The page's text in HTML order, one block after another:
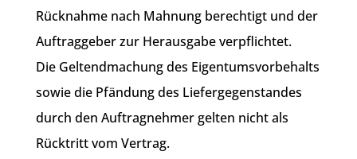
Rücknahme nach Mahnung berechtigt und der
Auftraggeber zur Herausgabe verpflichtet.
Die Geltendmachung des Eigentumsvorbehalts
sowie die Pfändung des Liefergegenstandes
durch den Auftragnehmer gelten nicht als
Rücktritt vom Vertrag.